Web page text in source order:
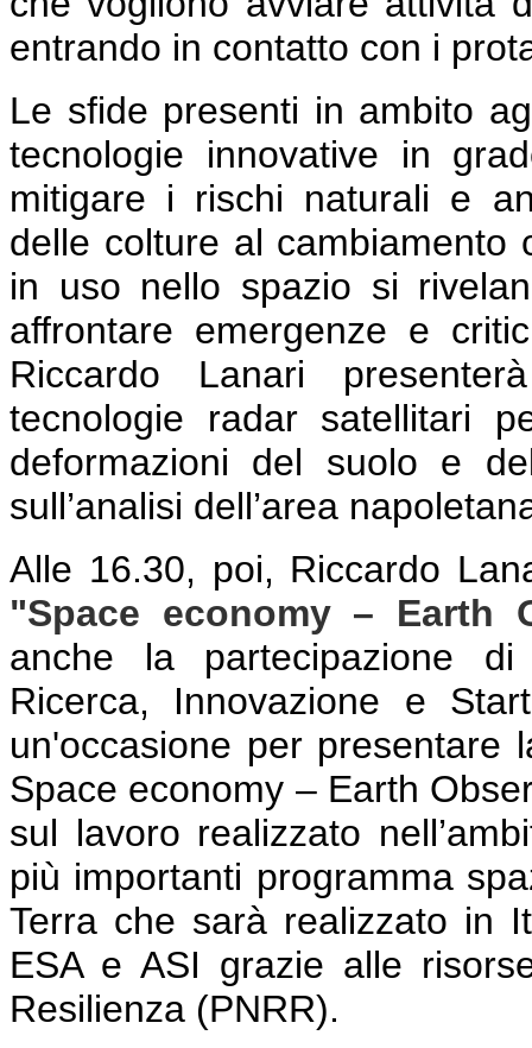
entrando in contatto con i
Le sfide presenti in ambito
tecnologie innovative in
mitigare i rischi naturali e
delle colture al cambiamento
in uso nello spazio si
affrontare emergenze e
Riccardo Lanari
tecnologie radar satellitari
deformazioni del suolo e
sull’analisi dell’area
Alle 16.30, poi, Riccardo
"Space economy – Earth
anche la partecipazione
Ricerca, Innovazione e
un'occasione per presentare
Space economy – Earth
sul lavoro realizzato
più importanti programma
Terra che sarà realizzato in
ESA e ASI grazie alle
Resilienza (PNRR).